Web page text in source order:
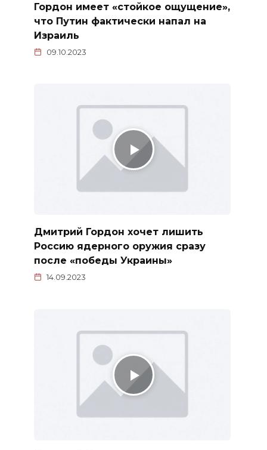
Гордон имеет «стойкое ощущение»,
что Путин фактически напал на
Израиль
09.10.2023
Дмитрий Гордон хочет лишить
Россию ядерного оружия сразу
после «победы Украины»
14.09.2023